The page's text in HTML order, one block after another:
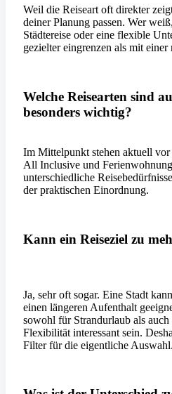
Weil die Reiseart oft direkter
deiner Planung passen. Wer
Städtereise oder eine flexible
gezielter eingrenzen als mit
Welche Reisearten sind
besonders wichtig?
Im Mittelpunkt stehen aktuell vor
All Inclusive und
unterschiedliche
der praktischen Einordnung.
Kann ein Reiseziel zu
Ja, sehr oft sogar. Eine Stadt
einen längeren Aufenthalt
sowohl für Strandurlaub als
Flexibilität interessant sein.
Filter für die eigentliche Auswahl.